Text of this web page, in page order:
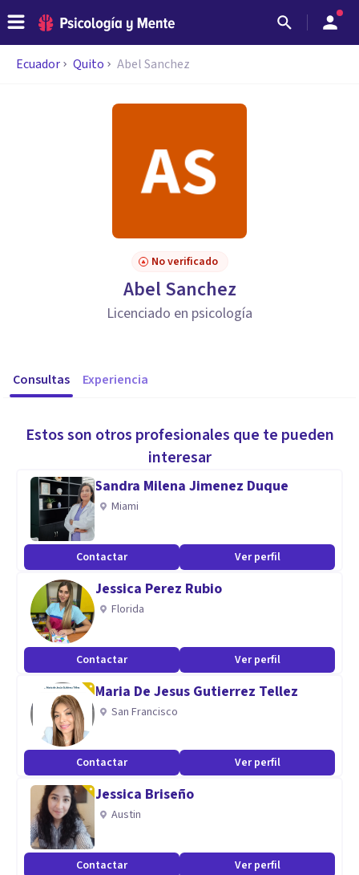
Ecuador Quito Abel Sanchez
No verificado
Abel Sanchez
Licenciado en psicología
Consultas Experiencia
Estos son otros profesionales que te pueden
interesar
Sandra Milena Jimenez Duque
Miami
Contactar Ver perfil
Jessica Perez Rubio
Florida
Contactar Ver perfil
Maria De Jesus Gutierrez Tellez
San Francisco
Contactar Ver perfil
Jessica Briseño
Austin
Contactar Ver perfil